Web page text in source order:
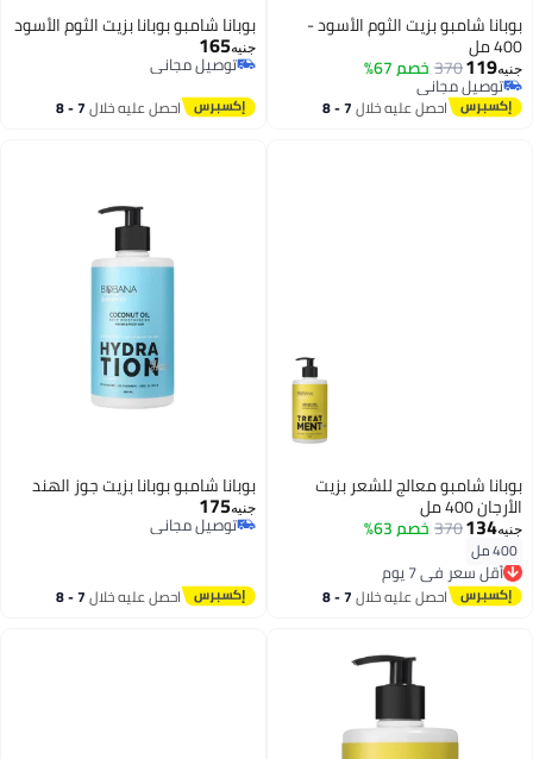
بوبانا شامبو بزيت الثوم الأسود -
400 مل
جنيه119
370 خصم 67%
توصيل مجاني
توصيل مجانياحصل عليه خلال 7 - 8
بوبانا شامبو بوبانا بزيت الثوم الأسود
جنيه165
توصيل مجاني
توصيل مجاني
احصل عليه خلال 7 - 8
بوبانا شامبو معالج للشعر بزيت
الأرجان 400 مل
جنيه134
370 خصم 63%
400 ملأقل سعر في 7 يوم
توصيل مجاني
أقل سعر في 7 يوماحصل عليه خلال 7 - 8
بوبانا شامبو بوبانا بزيت جوز الهند
جنيه175
توصيل مجاني
توصيل مجاني
احصل عليه خلال 7 - 8